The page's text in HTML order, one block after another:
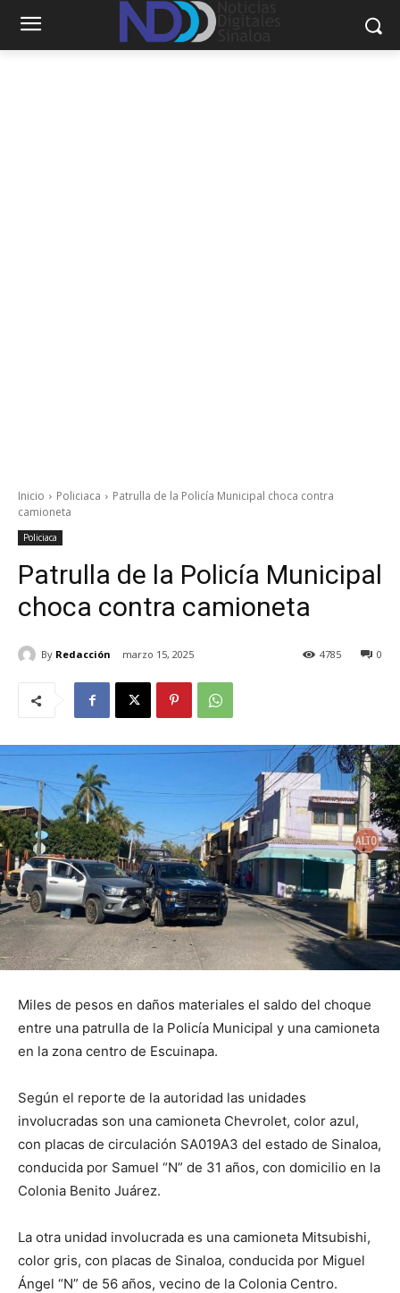
Inicio Policiaca
Patrulla de la Policía Municipal choca contra
camioneta
Policiaca
Patrulla de la Policía Municipal
choca contra camioneta
By Redacción marzo 15, 2025 0
4785
Miles de pesos en daños materiales el saldo del choque
entre una patrulla de la Policía Municipal y una camioneta
en la zona centro de Escuinapa.
Según el reporte de la autoridad las unidades
involucradas son una camioneta Chevrolet, color azul,
con placas de circulación SA019A3 del estado de Sinaloa,
conducida por Samuel “N” de 31 años, con domicilio en la
Colonia Benito Juárez.
La otra unidad involucrada es una camioneta Mitsubishi,
color gris, con placas de Sinaloa, conducida por Miguel
Ángel “N” de 56 años, vecino de la Colonia Centro.